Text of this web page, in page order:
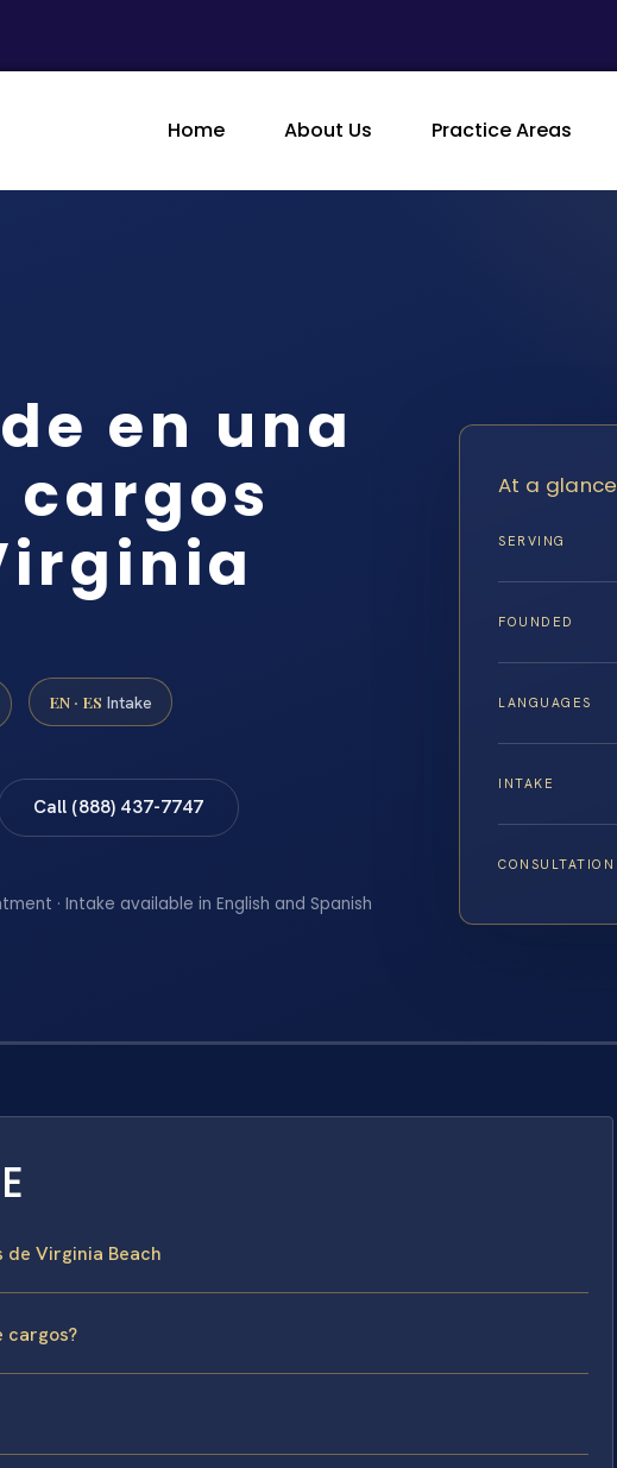
Home About Us Practice Areas
en una
EN · ES Intake
Call (888) 437-7747
· Intake available in English and Spanish
At a glance
SERVING
FOUNDED
LANGUAGES
INTAKE
CONSULTATION
Virginia Beach
cargos?